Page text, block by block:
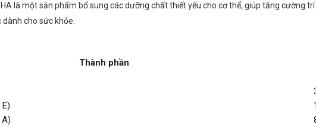
là một sản phẩm bổ sung các dưỡng chất thiết yếu cho cơ thể, giúp tăng cường
cho sức khỏe.
Thành phần